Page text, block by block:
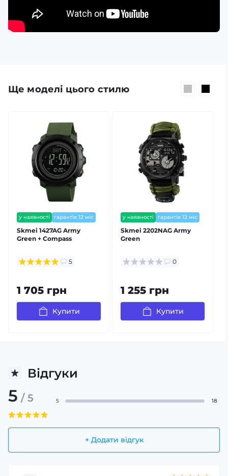
Ще моделі цього стилю
у наявності гарантія 12 міс
Skmei 1427AG Army
Green + Compass
5
1 705 грн
Купити
у наявності гарантія 12 міс
Skmei 2202NAG Army
Green
0
1 255 грн
Купити
Відгуки
5 / 5
+ Додати відгук
5 18